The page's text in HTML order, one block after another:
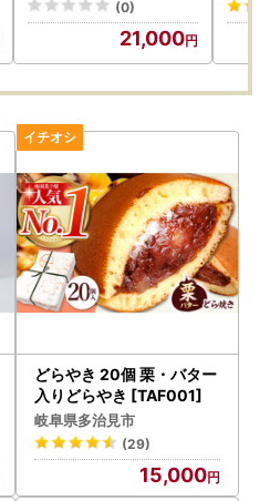
ださい】
存文字などが含まれている場
ルにおいて、システム上一部の
発生する可能性がございます。
】
）】（推奨）
の方は、郵送不要・即時完了
ワンストップ特例制度申請書類
、必要書類を同封の上、〈送付
します。
(0)
21,000
どらやき 20個 栗・バター
入りどらやき [TAF001]
岐阜県多治見市
(29)
15,000